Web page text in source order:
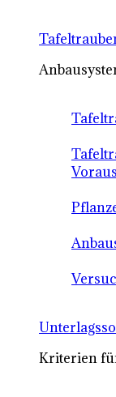
Kriterien